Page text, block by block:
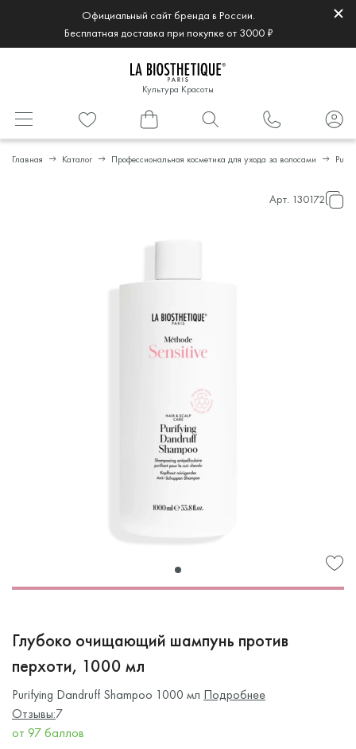
Официальный сайт бренда в России.
Бесплатная доставка при покупке от 3000 ₽
Культура Красоты
Главная Каталог Профессиональная косметика для ухода за волосами
Арт. 130172
Глубоко очищающий шампунь против
перхоти, 1000 мл
Purifying Dandruff Shampoo 1000 мл Подробнее
Отзывы:7
от 97 баллов